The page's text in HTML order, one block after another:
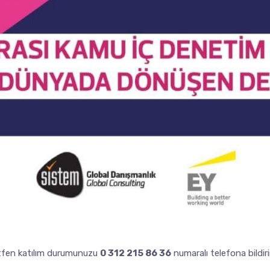
katılım durumunuzu 0 312 215 86 36 numaralı telefona